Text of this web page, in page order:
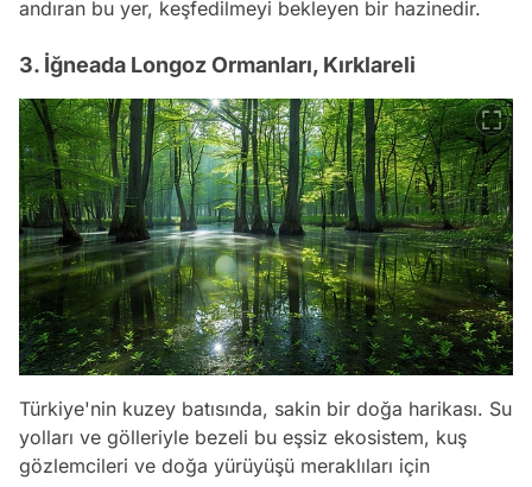
andıran bu yer, keşfedilmeyi bekleyen bir hazinedir.
3. İğneada Longoz Ormanları, Kırklareli
Türkiye'nin kuzey batısında, sakin bir doğa harikası. Su
yolları ve gölleriyle bezeli bu eşsiz ekosistem, kuş
gözlemcileri ve doğa yürüyüşü meraklıları için